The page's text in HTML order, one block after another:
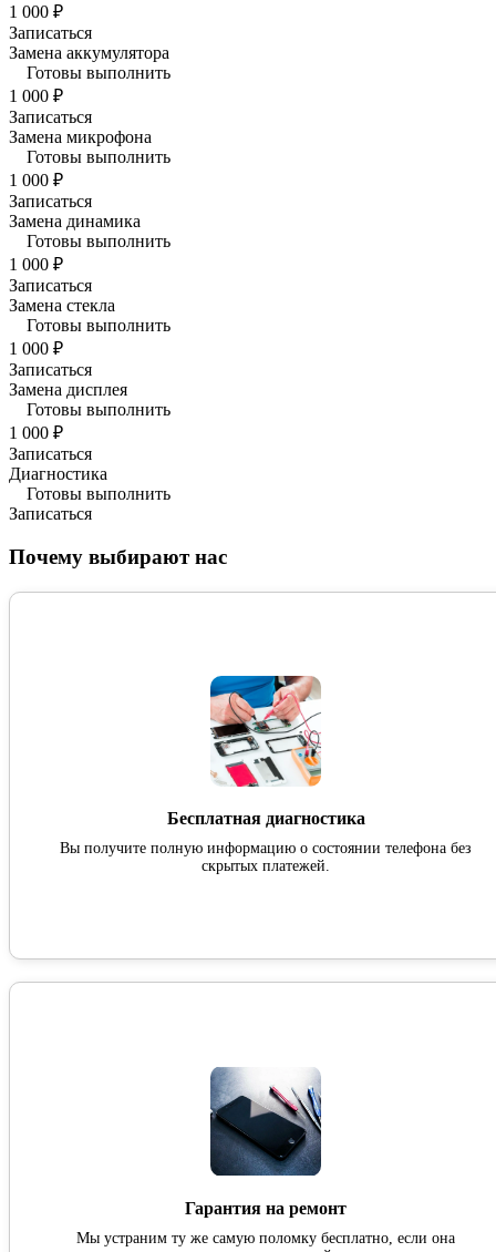
1 000 ₽
Записаться
Замена аккумулятора
Готовы выполнить
1 000 ₽
Записаться
Замена микрофона
Готовы выполнить
1 000 ₽
Записаться
Замена динамика
Готовы выполнить
1 000 ₽
Записаться
Замена стекла
Готовы выполнить
1 000 ₽
Записаться
Замена дисплея
Готовы выполнить
1 000 ₽
Записаться
Диагностика
Готовы выполнить
Записаться
Почему выбирают нас
Бесплатная диагностика
Вы получите полную информацию о состоянии телефона без
скрытых платежей.
Гарантия на ремонт
Мы устраним ту же самую поломку бесплатно, если она